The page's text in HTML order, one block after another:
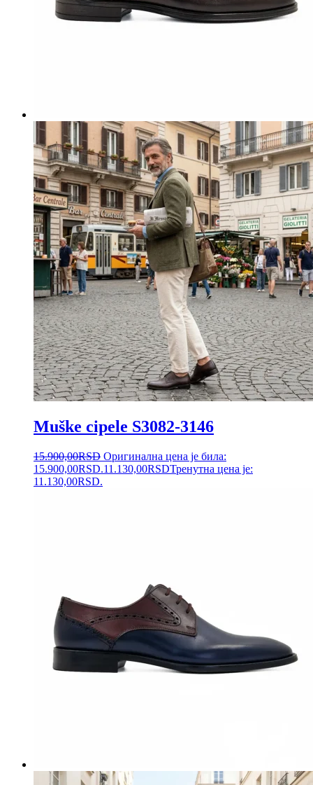
Muške cipele S3082-3146
15.900,00RSD Оригинална цена је била:
15.900,00RSD.11.130,00RSDТренутна цена је:
11.130,00RSD.